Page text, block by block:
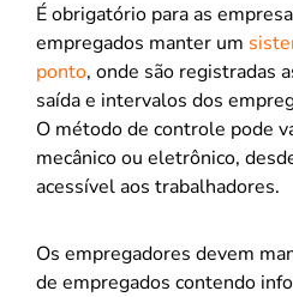
É obrigatório para as
empregados manter um
ponto, onde são registradas
saída e intervalos dos
O método de controle pode
mecânico ou eletrônico,
acessível aos trabalhadores.
Os empregadores devem
de empregados contendo